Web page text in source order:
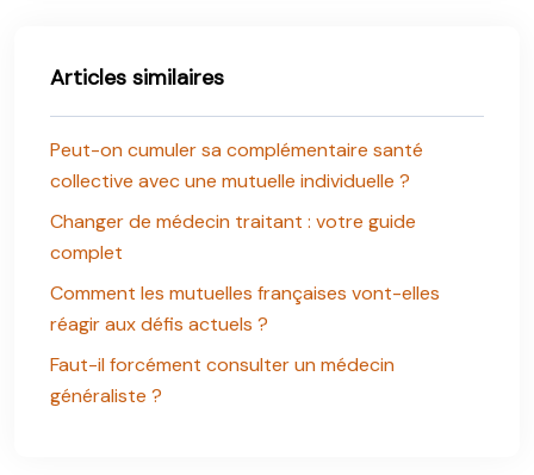
Articles similaires
Peut-on cumuler sa complémentaire santé
collective avec une mutuelle individuelle ?
Changer de médecin traitant : votre guide
complet
Comment les mutuelles françaises vont-elles
réagir aux défis actuels ?
Faut-il forcément consulter un médecin
généraliste ?